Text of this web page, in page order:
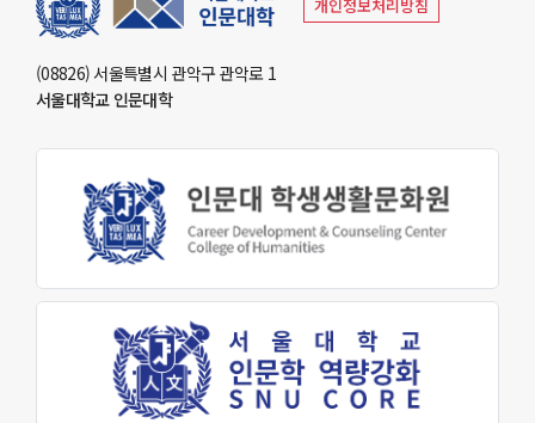
개인정보처리방침
(08826) 서울특별시 관악구 관악로 1
서울대학교 인문대학
공지사항
행사 및 소식
학술
학술자료실